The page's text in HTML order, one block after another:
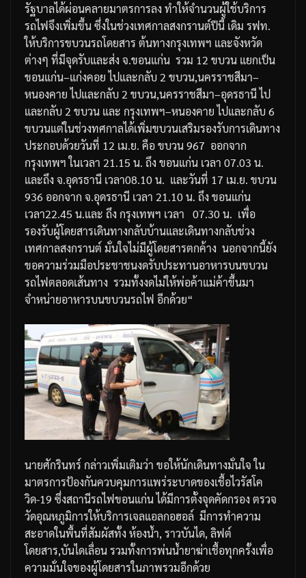
รัฐบาลได้ผ่อนคลายมาตรการลง ทำให้จำนวนผู้ใช้บริการ
รถไฟจึงเพิ่มขึ้นซึ่งในช่วงเทศกาลสงกรานต์ปีนี้ เดิม รฟท.
ให้บริการขบวนรถโดยสาร ต้นทางกรุงเทพฯ และจังหวัด
ต่างๆ ที่มีจุดรับและส่ง จ.ขอนแก่น รวม 12 ขบวน แยกเป็น
ขอนแก่น–แก่งคอย ไปและกลับ 2 ขบวน,นครราชสีมา–
หนองคาย ไปและกลับ 2 ขบวน,นครราชสีมา–อุดรธานีไป
และกลับ 2 ขบวน และ กรุงเทพฯ–หนองคาย ไปและกลับ6
ขบวนแต่ในช่วงทศกาลได้เพิ่มขบวนเสริมรองรับการเดินทาง
ประกอบด้วยวันที่ 12 เม.ย. คือขบวน967 ออกจาก
กรุงเทพฯ ในเวลา 21.15 น. ถึง ขอนแก่น เวลา 07.03 น.
และถึง จ.อุดรธานี เวลา08.10น. และวันที่ 17 เม.ย. ขบวน
936 ออกจาก จ.อุดรธานี เวลา 21.10น. ถึง ขอนแก่น
เวลา22.45 น.และ ถึง กรุงเทพฯ เวลา 07.30น. เพื่อ
รองรับผู้โดยสารเดินทางกลับบ้านและเดินทางกลับช่วง
เทศกาลสงกรานต์ มั่นใจไม่มีผู้โดยสารตกค้าง นอกจากนี้ยัง
ขอความร่วมมือประชาชนงดรับประทานอาหารบนขบวน
รถไฟตลอดเส้นทาง รวมทั้งงดไม่ให้พ่อค้าแม่ค้าขึ้นมา
จำหน่ายอาหารบนขบวนรถไฟ อีกด้วย“
นายศักรินทร์ กล่าวเพิ่มเติมว่า ขอให้นักเดินทางมั่นใจ ใน
มาตรการป้องกันควบคุมการแพร่ระบาดของเชื้อไวรัสโค
วิด-19 ซึ่งสถานีรถไฟขอนแก่นได้มีการตั้งจุดคัดกรอง ตรวจ
วัดอุณหภูมิการให้บริการเจลแอลกอฮอล์ มีการทำความ
สะอาดในพื้นที่สัมผัสทั้ง ห้องน้ำ, ราวบันได, ลิฟต์
โดยสาร,บันไดเลื่อนรวมทั้งการพ่นน้ำยาฆ่าเชื้อทุกครั้งเพื่อ
ความมั่นใจของผู้โดยสารในภาพรวมอีกด้วย